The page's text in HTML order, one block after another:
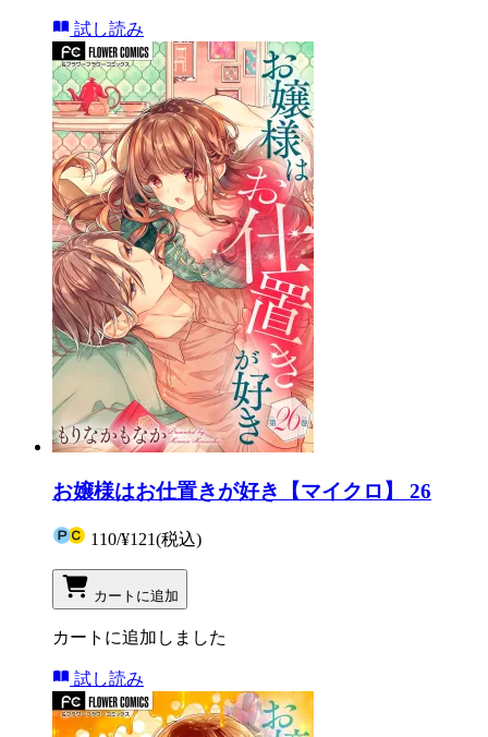
試し読み
お嬢様はお仕置きが好き【マイクロ】 26
110/¥121(税込)
カートに追加
カートに追加しました
試し読み